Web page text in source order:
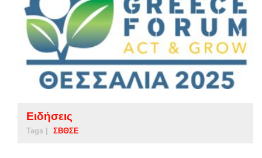
Ειδήσεις
Tags | ΣΒΘΣΕ